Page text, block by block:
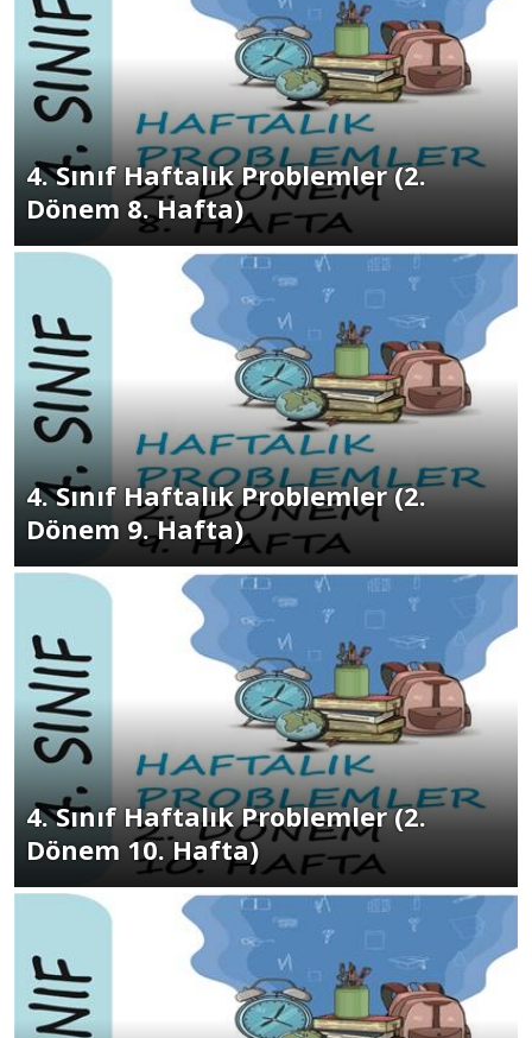
4. Sınıf Haftalık Problemler (2.
Dönem 8. Hafta)
4. Sınıf Haftalık Problemler (2.
Dönem 9. Hafta)
4. Sınıf Haftalık Problemler (2.
Dönem 10. Hafta)